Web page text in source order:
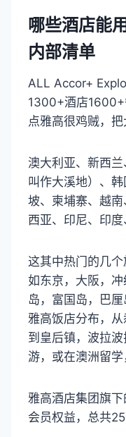
哪些酒店能
内部清单
ALL Accor+
1300+酒店1600+
点雅高很鸡贼，把
澳大利亚、新西
叫作大溪地）、
坡、柬埔寨、越
西亚、印尼、印度
这其中热门的几个
如东京，大阪，
岛，富国岛，巴
雅高饭店分布，从
到皇后镇，波拉
游，或在澳洲留学
雅高酒店集团旗
会员权益，总共25